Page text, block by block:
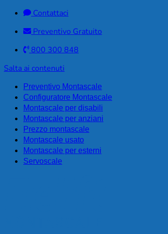
Contattaci
Preventivo Gratuito
800 300 848
Salta ai contenuti
Preventivo Montascale
Configuratore Montascale
Montascale per disabili
Montascale per anziani
Prezzo montascale
Montascale usato
Montascale per esterni
Servoscale